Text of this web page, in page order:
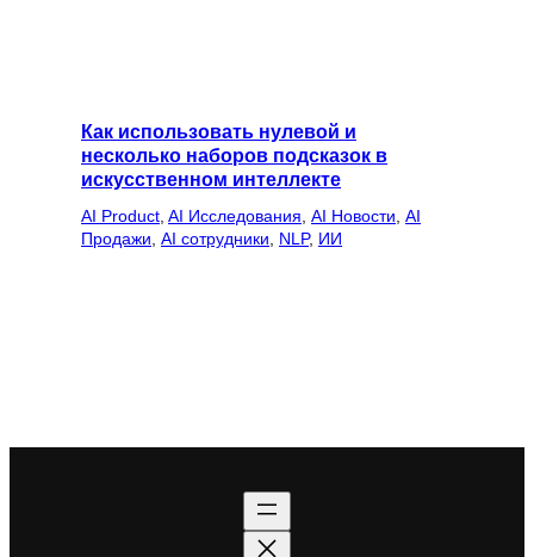
Как использовать нулевой и
несколько наборов подсказок в
искусственном интеллекте
AI Product AI Исследования AI Новости AI
Продажи AI сотрудники NLP, ИИ